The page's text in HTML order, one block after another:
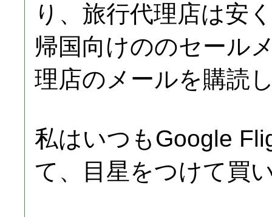
り、旅行代理店は安
帰国向けののセール
理店のメールを購読
私はいつもGoogle
て、目星をつけて買